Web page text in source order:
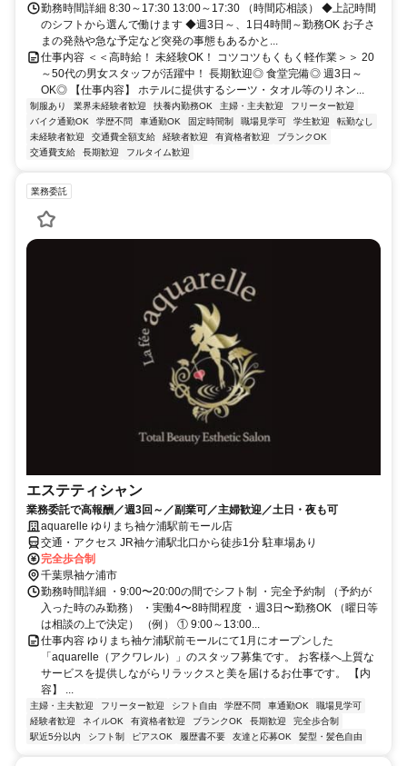
勤務時間詳細 8:30～17:30 13:00～17:30 （時間応相談） ◆上記時間
のシフトから選んで働けます ◆週3日～、1日4時間～勤務OK お子さ
まの発熱や急な予定など突発の事態もあるかと...
仕事内容 ＜＜高時給！ 未経験OK！ コツコツもくもく軽作業＞＞ 20
～50代の男女スタッフが活躍中！ 長期歓迎◎ 食堂完備◎ 週3日～
OK◎ 【仕事内容】 ホテルに提供するシーツ・タオル等のリネン...
制服あり 業界未経験者歓迎 扶養内勤務OK 主婦・主夫歓迎
フリーター歓迎
バイク通勤OK
学歴不問 車通勤OK 固定時間制 職場見学可 学生歓迎
転勤なし
未経験者歓迎
交通費全額支給 経験者歓迎 有資格者歓迎
ブランクOK
交通費支給
長期歓迎 フルタイム歓迎
業務委託
エステティシャン
業務委託で高報酬／週3回～／副業可／主婦歓迎／土日・夜も可
aquarelle ゆりまち袖ケ浦駅前モール店
交通・アクセス JR袖ケ浦駅北口から徒歩1分 駐車場あり
完全歩合制
千葉県袖ケ浦市
勤務時間詳細 ・9:00〜20:00の間でシフト制 ・完全予約制 （予約が
入った時のみ勤務） ・実働4〜8時間程度 ・週3日〜勤務OK （曜日等
は相談の上で決定） （例） ① 9:00～13:00...
仕事内容 ゆりまち袖ケ浦駅前モールにて1月にオープンした
「aquarelle（アクワレル）」のスタッフ募集です。 お客様へ上質な
サービスを提供しながらリラックスと美を届けるお仕事です。 【内
容】 ...
主婦・主夫歓迎 フリーター歓迎 シフト自由 学歴不問 車通勤OK
職場見学可
経験者歓迎
ネイルOK 有資格者歓迎 ブランクOK 長期歓迎
完全歩合制
駅近5分以内
シフト制 ピアスOK 履歴書不要 友達と応募OK 髪型・髪色自由